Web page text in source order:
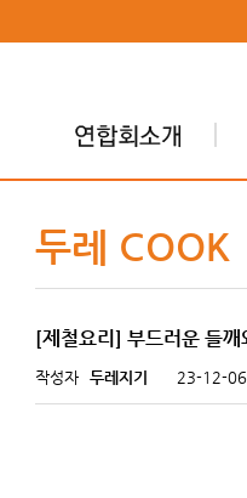
두레 COOK
[제철요리] 부드러운 들
작성자 두레지기 23-12-